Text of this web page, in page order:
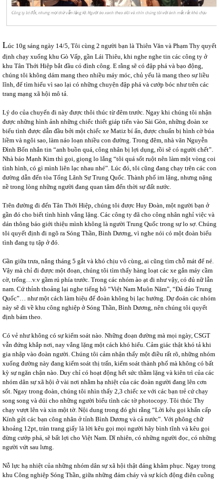
Lúc 10g sáng ngày 14/5, Tôi cùng 2 người bạn là Thiên Văn và Phạm Thy quyết
định chạy xuống khu Gò Vấp, gần Lái Thiêu, khi nghe nghe tin các công ty ở
khu Tân Thới Hiệp bắt đầu có đình công. E rằng sẽ có đập phá và bạo động,
chúng tôi không dám mang theo nhiều máy móc, chủ yếu là mang theo sự liều
lĩnh, để tìm hiểu vì sao lại có những chuyện đập phá và cướp bóc như trên các
trang mạng xã hội mô tả.
Lý do của chuyến đi này được thôi thúc từ đêm trước. Ngay khi chúng tôi nhận
được những hình ảnh những chiếc thiết giáp tiến vào Sài Gòn, những đoàn xe
biểu tình được dẫn đầu bởi một chiếc xe Matiz bí ẩn, được chuẩn bị hình cờ búa
liềm và ngôi sao, làm náo loạn nhiều con đường. Trong đêm, nhà văn Nguyễn
Đình Bổn nhắn tin “anh buồn quá, công nhân bị lợi dụng, rồi sẽ có người chết”.
Nhà báo Mạnh Kim thì gọi, giọng lo lắng “tôi quá sốt ruột nên làm một vòng coi
tình hình, có gì mình liên lạc nhau nhé”. Lúc đó, tôi cũng đang chạy trên các con
đường dẫn đến tòa Tổng Lãnh Sự Trung Quốc. Thành phố im lặng, nhưng nặng
nề trong lòng những người đang quan tâm đến thời sự đất nước.
Trên đường đi đến Tân Thới Hiệp, chúng tôi được Huy Đoàn, một người bạn ở
gần đó cho biết tình hình vắng lặng. Các công ty đã cho công nhân nghỉ việc và
dán thông báo giới thiệu mình không là người Trung Quốc trong sự lo sợ. Chúng
tôi quyết định đi ngõ ra Sóng Thần, Bình Dương, vì nghe nói có một đoàn biểu
tình đang tụ tập ở đó.
Gần giữa trưa, nắng tháng 5 gắt và khó chịu vô cùng, ai cũng tìm chỗ mát để né.
Vậy mà chỉ đi được một đoạn, chúng tôi tìm thấy hàng loạt các xe gắn máy cầm
cờ, trống…v.v gầm rú phía trước. Trong các nhóm ào ạt đi như vậy, có đủ nữ lẫn
nam. Cứ thỉnh thoảng lại nghe tiếng hô “Việt Nam Muôn Năm”, “Đả đảo Trung
Quốc”… như một cách làm hiệu để đoàn không bị lạc hướng. Dự đoán các nhóm
này sẽ đi về khu công nghiệp ở Sóng Thần, Bình Dương, nên chúng tôi quyết
định bám theo.
Có vẻ như không có sự kiểm soát nào. Những đoạn đường mà mọi ngày, CSGT
vẫn đứng khắp nơi, nay vắng lặng một cách khó hiểu. Cảm giác thật khó tả khi
gia nhập vào đoàn người. Chúng tôi cảm nhận thấy một điều rất rõ, những nhóm
xuống đường này đang kiểm soát thị trấn, kiểm soát thành phố mà không có bất
kỳ sự ngăn chận nào. Duy chỉ có hoạt động hết sức thầm lặng và kiên trì của các
nhóm dân sự xã hội ở vài nơi nhằm hạ nhiệt của các đoàn người đang lên cơn
sốt. Ngay trong đoàn, chúng tôi nhìn thấy 2,3 chiếc xe với các bạn trẻ cứ chạy
song song và dúi cho những người biểu tình các tờ photocopy. Tôi thúc Thy
chạy vượt lên và xin một tờ. Nội dung trong đó ghi rằng “Lời kêu gọi khẩn cấp
Kính gửi các bạn công nhân ở tỉnh Bình Dương và cả nước”. Với phông chữ
khoảng 12pt, tràn trang giấy là lời kêu gọi mọi người hãy bình tĩnh và kêu gọi
đừng cướp phá, sẽ bất lợi cho Việt Nam. Dĩ nhiên, có những người đọc, có những
người vứt sau lưng.
Nỗ lực hạ nhiệt của những nhóm dân sự xã hội thật đáng khâm phục. Ngay trong
khu Công nghiệp Sóng Thần, giữa những đám cháy và sự kích động điên cuồng